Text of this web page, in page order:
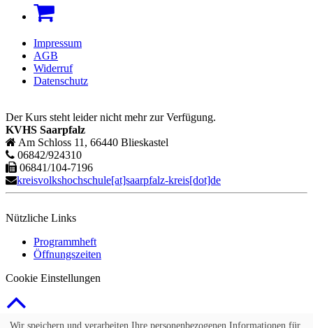
Impressum
AGB
Widerruf
Datenschutz
Der Kurs steht leider nicht mehr zur Verfügung.
KVHS Saarpfalz
Am Schloss 11, 66440 Blieskastel
06842/924310
06841/104-7196
kreisvolkshochschule[at]saarpfalz-kreis[dot]de
Nützliche Links
Programmheft
Öffnungszeiten
Cookie Einstellungen
© 2026 Kubus Software GmbH
Wir speichern und verarbeiten Ihre personenbezogenen Informationen für